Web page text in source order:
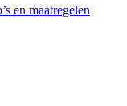
en maatregelen